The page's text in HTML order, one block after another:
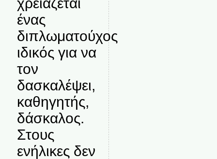
ένας
διπλωματούχος
ιδικός για να
τον
δασκαλέψει,
καθηγητής,
δάσκαλος.
Στους
ενήλικες δεν